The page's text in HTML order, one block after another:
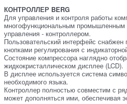
КОНТРОЛЛЕР BERG
Для управления и контроля работы
многофункциональным промышленным
управления - контроллером.
Пользовательский интерфейс
кнопками регулирования с
Состояние компрессора наглядно
жидкокристаллическом дисплее (LCD).
В дисплее используется система
необходимого языка.
Контроллер полностью совместим с
может дополняться ими, обеспечивая